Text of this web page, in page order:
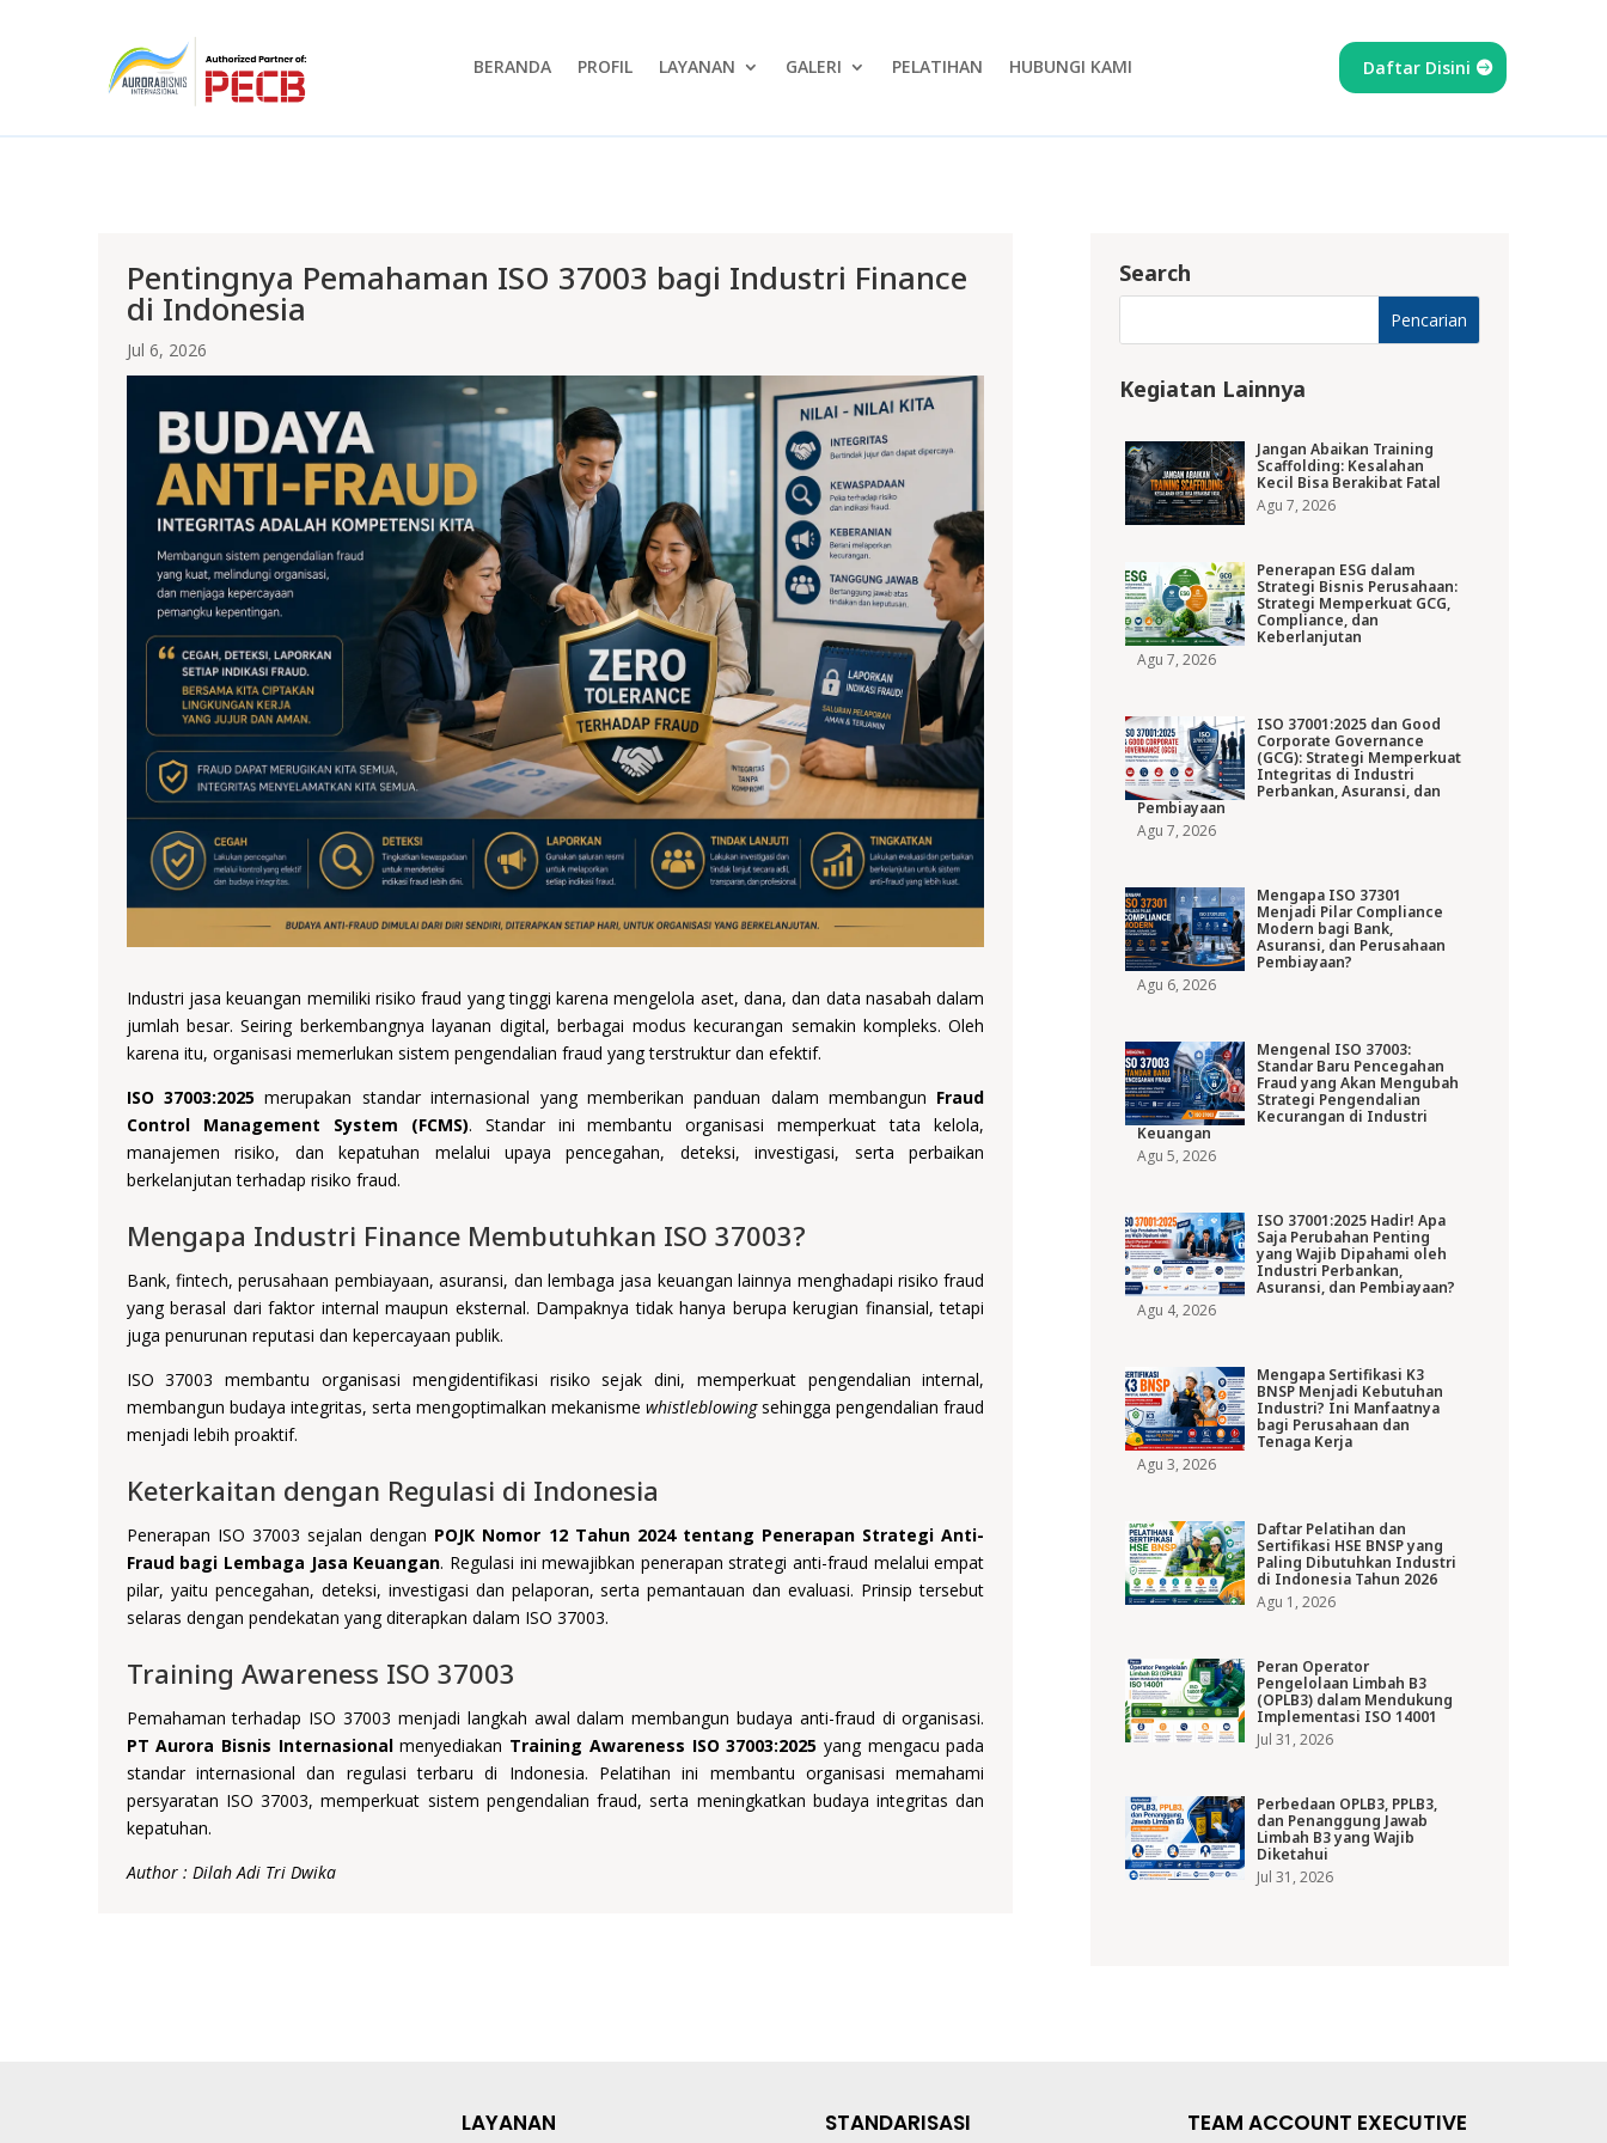
BERANDA PROFIL LAYANAN GALERI PELATIHAN HUBUNGI KAMI Daftar Disini
Pentingnya Pemahaman ISO 37003 bagi Industri Finance
di Indonesia
Jul 6, 2026
Industri jasa keuangan memiliki risiko fraud yang tinggi karena mengelola aset, dana, dan data nasabah dalam
jumlah besar. Seiring berkembangnya layanan digital, berbagai modus kecurangan semakin kompleks. Oleh
karena itu, organisasi memerlukan sistem pengendalian fraud yang terstruktur dan efektif.
ISO 37003:2025merupakan standar internasional yang memberikan panduan dalam membangun Fraud
Control Management System (FCMS). Standar ini membantu organisasi memperkuat tata kelola,
manajemen risiko, dan kepatuhan melalui upaya pencegahan, deteksi, investigasi, serta perbaikan
berkelanjutan terhadap risiko fraud.
Mengapa Industri Finance Membutuhkan ISO 37003?
Bank, fintech, perusahaan pembiayaan, asuransi, dan lembaga jasa keuangan lainnya menghadapi risiko fraud
yang berasal dari faktor internal maupun eksternal. Dampaknya tidak hanya berupa kerugian finansial, tetapi
juga penurunan reputasi dan kepercayaan publik.
ISO 37003 membantu organisasi mengidentifikasi risiko sejak dini, memperkuat pengendalian internal,
membangun budaya integritas, serta mengoptimalkan mekanismewhistleblowingsehingga pengendalian fraud
menjadi lebih proaktif.
Keterkaitan dengan Regulasi di Indonesia
Penerapan ISO 37003 sejalan dengan POJK Nomor 12 Tahun 2024 tentang Penerapan Strategi Anti-
Fraud bagi Lembaga Jasa Keuangan. Regulasi ini mewajibkan penerapan strategi anti-fraud melalui empat
pilar, yaitu pencegahan, deteksi, investigasi dan pelaporan, serta pemantauan dan evaluasi. Prinsip tersebut
selaras dengan pendekatan yang diterapkan dalam ISO 37003.
Training Awareness ISO 37003
Pemahaman terhadap ISO 37003 menjadi langkah awal dalam membangun budaya anti-fraud di organisasi.
PT Aurora Bisnis Internasionalmenyediakan Training Awareness ISO 37003:2025 yang mengacu pada
standar internasional dan regulasi terbaru di Indonesia. Pelatihan ini membantu organisasi memahami
persyaratan ISO 37003, memperkuat sistem pengendalian fraud, serta meningkatkan budaya integritas dan
kepatuhan.
Author : Dilah Adi Tri Dwika
Search
Kegiatan Lainnya
Jangan Abaikan Training
Scaffolding: Kesalahan
Kecil Bisa Berakibat Fatal
Agu 7, 2026
Penerapan ESG dalam
Strategi Bisnis Perusahaan:
Strategi Memperkuat GCG,
Compliance, dan
Keberlanjutan
Agu 7, 2026
ISO 37001:2025 dan Good
Corporate Governance
(GCG): Strategi Memperkuat
Integritas di Industri
Perbankan, Asuransi, dan
Pembiayaan
Agu 7, 2026
Mengapa ISO 37301
Menjadi Pilar Compliance
Modern bagi Bank,
Asuransi, dan Perusahaan
Pembiayaan?
Agu 6, 2026
Mengenal ISO 37003:
Standar Baru Pencegahan
Fraud yang Akan Mengubah
Strategi Pengendalian
Kecurangan di Industri
Keuangan
Agu 5, 2026
ISO 37001:2025 Hadir! Apa
Saja Perubahan Penting
yang Wajib Dipahami oleh
Industri Perbankan,
Asuransi, dan Pembiayaan?
Agu 4, 2026
Mengapa Sertifikasi K3
BNSP Menjadi Kebutuhan
Industri? Ini Manfaatnya
bagi Perusahaan dan
Tenaga Kerja
Agu 3, 2026
Daftar Pelatihan dan
Sertifikasi HSE BNSP yang
Paling Dibutuhkan Industri
di Indonesia Tahun 2026
Agu 1, 2026
Peran Operator
Pengelolaan Limbah B3
(OPLB3) dalam Mendukung
Implementasi ISO 14001
Jul 31, 2026
Perbedaan OPLB3, PPLB3,
dan Penanggung Jawab
Limbah B3 yang Wajib
Diketahui
Jul 31, 2026
LAYANAN STANDARISASI TEAM ACCOUNT EXECUTIVE